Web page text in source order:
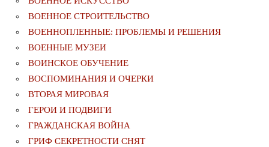
ВОЕННОЕ СТРОИТЕЛЬСТВО
ВОЕННОПЛЕННЫЕ: ПРОБЛЕМЫ И РЕШЕНИЯ
ВОЕННЫЕ МУЗЕИ
ВОИНСКОЕ ОБУЧЕНИЕ
ВОСПОМИНАНИЯ И ОЧЕРКИ
ВТОРАЯ МИРОВАЯ
ГЕРОИ И ПОДВИГИ
ГРАЖДАНСКАЯ ВОЙНА
ГРИФ СЕКРЕТНОСТИ СНЯТ